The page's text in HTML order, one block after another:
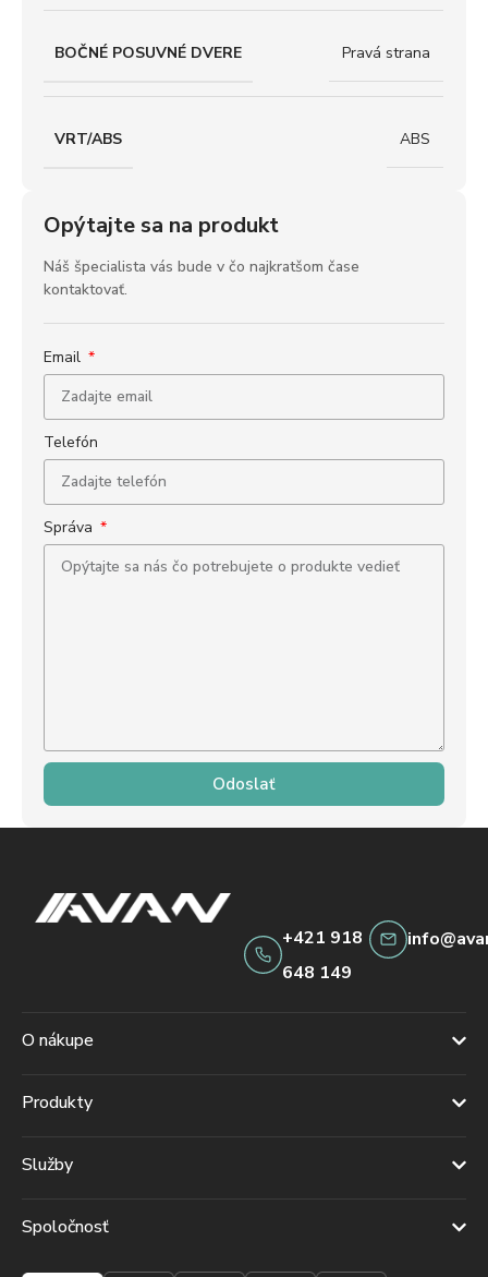
BOČNÉ POSUVNÉ DVERE Pravá strana
VRT/ABS ABS
Opýtajte sa na produkt
Náš špecialista vás bude v čo najkratšom čase
kontaktovať.
Email
Telefón
Správa
Odoslať
+421 918
648 149
O nákupe
Produkty
Služby
Spoločnosť